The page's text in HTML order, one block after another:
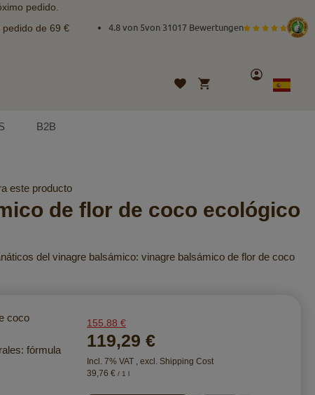
pedido.
de 69 € 4.8 von 5von 31017 Bewertungen
Lista
Mi cesta
Cuenta
Lenguaje
Spanish
B2B
este producto
de flor de coco ecológico
del vinagre balsámico: vinagre balsámico de flor de coco
coco
fórmula
155,88 €
119,29 €
Incl. 7% VAT , excl. Shipping Cost
39,76 € / 1 l